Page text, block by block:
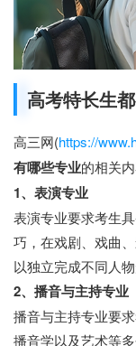
高考特长生
高三网(https://
有哪些专业的相关内
1、表演专业
表演专业要求考生
巧，在戏剧、戏曲
以独立完成不同人物
2、播音与主持专业
播音与主持专业要
播音学以及艺术等